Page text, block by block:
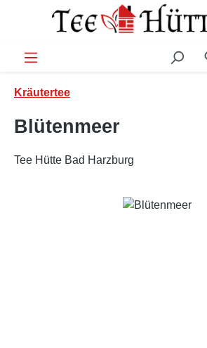
Zum Hauptinhalt springen
Kräutertee
Blütenmeer
Tee Hütte Bad Harzburg
Bildergalerie überspringen